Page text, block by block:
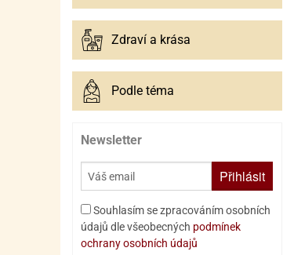
Zdraví a krása
Podle téma
Newsletter
Přihlásit
Souhlasím se zpracováním osobních
údajů dle všeobecných podmínek
ochrany osobních údajů